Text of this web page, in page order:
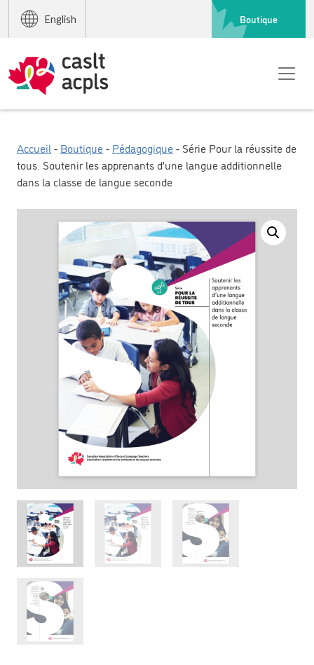
English Boutique
Accueil - Boutique- Pédagogique- Série Pour la réussite de
tous. Soutenir les apprenants d’une langue additionnelle
dans la classe de langue seconde